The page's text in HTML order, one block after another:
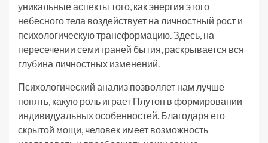
уникальные аспекты того, как энергия этого
небесного тела воздействует на личностный рост и
психологическую трансформацию. Здесь, на
пересечении семи граней бытия, раскрывается вся
глубина личностных изменений.
Психологический анализ позволяет нам лучше
понять, какую роль играет Плутон в формировании
индивидуальных особенностей. Благодаря его
скрытой мощи, человек имеет возможность